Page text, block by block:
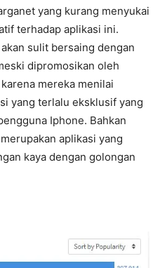
yang kurang menyukai
terhadap aplikasi ini.
sulit bersaing dengan
dipromosikan oleh
mereka menilai
yang terlalu eksklusif yang
Iphone. Bahkan
aplikasi yang
kaya dengan golongan